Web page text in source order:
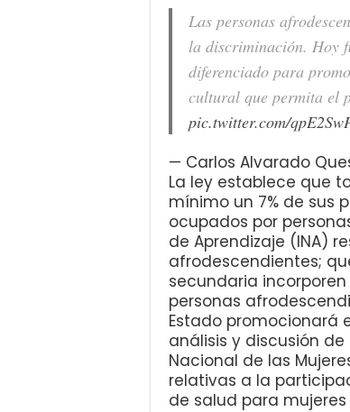
Las personas
la discriminación. Hoy
diferenciado para
cultural que permita el
pic.twitter.com/
— Carlos Alvarado
La ley establece que
mínimo un 7% de sus
ocupados por
de Aprendizaje (INA)
afrodescendientes;
secundaria
personas
Estado promocionará
análisis y discusión
Nacional de las
relativas a la
de salud para